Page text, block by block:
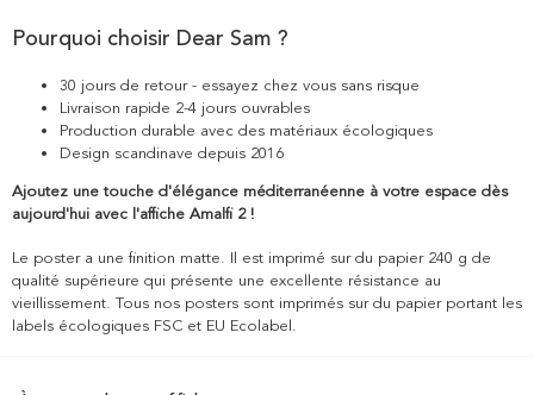
Pourquoi choisir Dear Sam ?
30 jours de retour - essayez chez vous sans risque
Livraison rapide 2-4 jours ouvrables
Production durable avec des matériaux écologiques
Design scandinave depuis 2016
Ajoutez une touche d'élégance méditerranéenne à votre espace dès
aujourd'hui avec l'affiche Amalfi 2 !
Le poster a une finition matte. Il est imprimé sur du papier 240 g de
qualité supérieure qui présente une excellente résistance au
vieillissement. Tous nos posters sont imprimés sur du papier portant les
labels écologiques FSC et EU Ecolabel.